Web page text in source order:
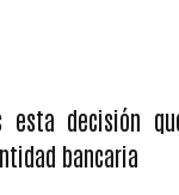
esta
bancaria